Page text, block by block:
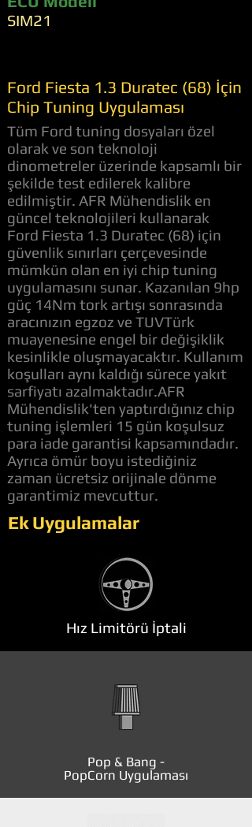
SIM21
Ford Fiesta 1.3 Duratec (68) İçin
Chip Tuning Uygulaması
Tüm Ford tuning dosyaları özel
olarak ve son teknoloji
dinometreler üzerinde kapsamlı bir
şekilde test edilerek kalibre
edilmiştir. AFR Mühendislik en
güncel teknolojileri kullanarak
Ford Fiesta 1.3 Duratec (68) için
güvenlik sınırları çerçevesinde
mümkün olan en iyi chip tuning
uygulamasını sunar. Kazanılan 9hp
güç 14Nm tork artışı sonrasında
aracınızın egzoz ve TUVTürk
muayenesine engel bir değişiklik
kesinlikle oluşmayacaktır. Kullanım
koşulları aynı kaldığı sürece yakıt
sarfiyatı azalmaktadır.AFR
Mühendislik'ten yaptırdığınız chip
tuning işlemleri 15 gün koşulsuz
para iade garantisi kapsamındadır.
Ayrıca ömür boyu istediğiniz
zaman ücretsiz orijinale dönme
garantimiz mevcuttur.
Ek Uygulamalar
Hız Limitörü İptali
Pop & Bang -
PopCorn Uygulaması